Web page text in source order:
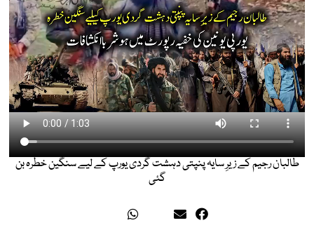
طالبان رجیم کے زیرِ سایہ پنپتی دہشت گردی یورپ کے لیے سنگین خطرہ بن
گئی